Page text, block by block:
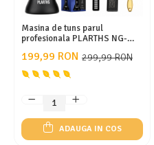
Masina de tuns parul
profesionala PLARTHS NG-
10.000rpm, 10 inaltatoare
premium 1.5-25mm
299,99 RON
199,99 RON
ADAUGA IN COS